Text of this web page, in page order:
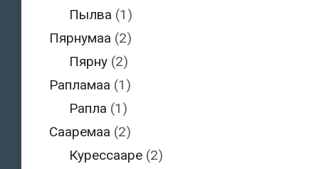
Пылва (1)
Пярнумаа (2)
Пярну (2)
Рапламаа (1)
Рапла (1)
Сааремаа (2)
Курессааре (2)